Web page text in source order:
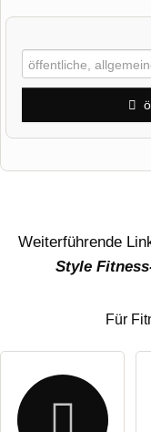
Weiterführende
Style
Für